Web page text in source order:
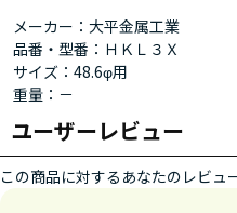
メーカー：大平金属工業
品番・型番：ＨＫＬ３Ｘ
サイズ：48.6φ用
重量：－
ユーザーレビュー
この商品に対するあなたのレビュ